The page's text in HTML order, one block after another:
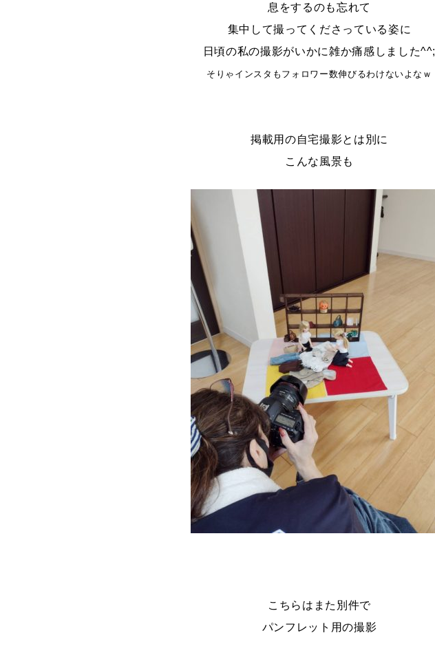
息をするのも忘れて
集中して撮ってくださっている姿に
日頃の私の撮影がいかに雑か痛感しました^^;
そりゃインスタもフォロワー数伸びるわけないよなｗ
掲載用の自宅撮影とは別に
こんな風景も
こちらはまた別件で
パンフレット用の撮影